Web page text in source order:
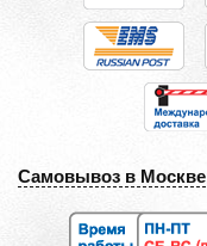
Самовывоз в Москве